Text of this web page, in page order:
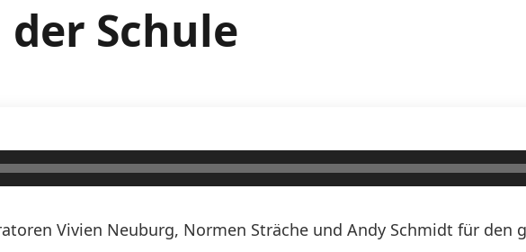
Schule
Vivien Neuburg, Normen Sträche und Andy Schmidt für den